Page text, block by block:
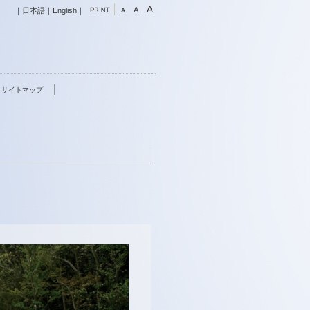
｜ 日本語 ｜ English ｜
サイトマップ